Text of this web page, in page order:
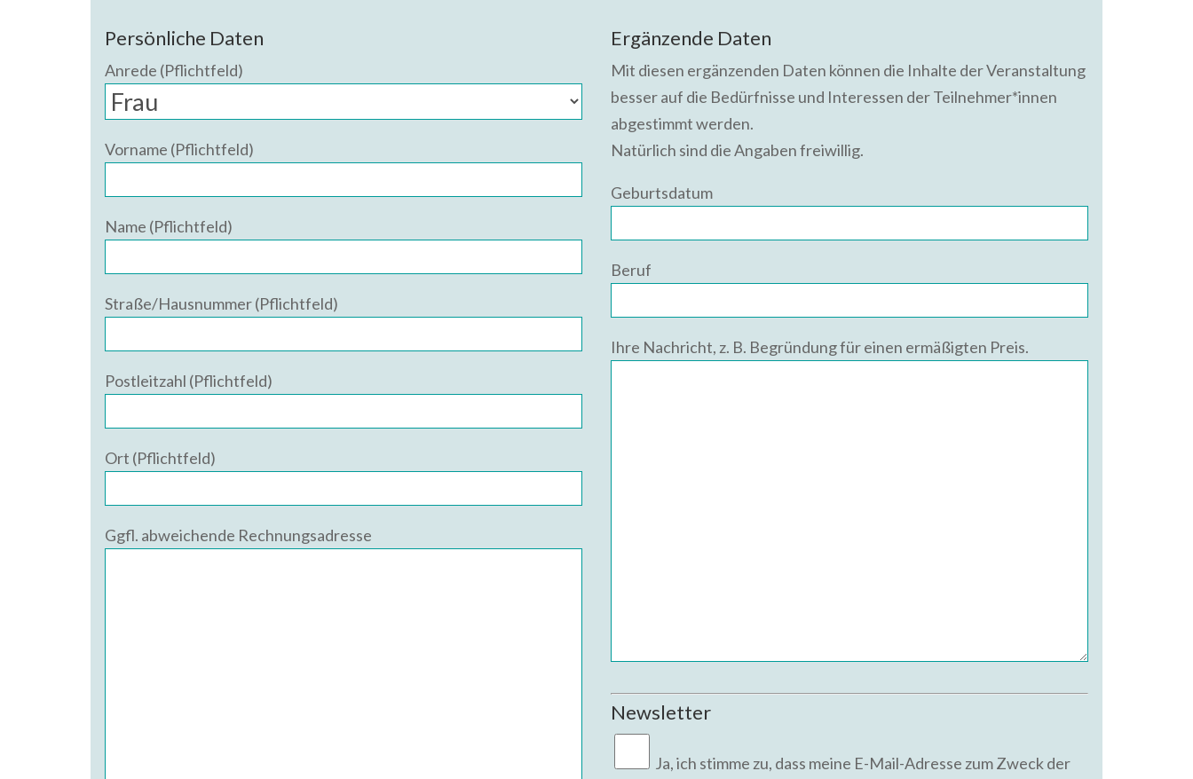
Persönliche Daten
Anrede (Pflichtfeld)
Vorname (Pflichtfeld)
Name (Pflichtfeld)
Straße/Hausnummer (Pflichtfeld)
Postleitzahl (Pflichtfeld)
Ort (Pflichtfeld)
Ggfl. abweichende Rechnungsadresse
Ergänzende Daten
Mit diesen ergänzenden Daten können die Inhalte der Veranstaltung
besser auf die Bedürfnisse und Interessen der Teilnehmer*innen
abgestimmt werden.
Natürlich sind die Angaben freiwillig.
Geburtsdatum
Beruf
Ihre Nachricht, z. B. Begründung für einen ermäßigten Preis.
Newsletter
Ja,ich stimme zu, dass meine E-Mail-Adresse zum Zweck der